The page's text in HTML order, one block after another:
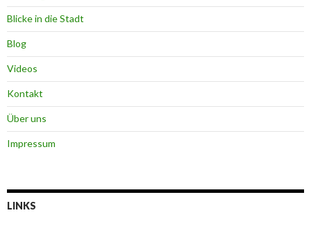
Blicke in die Stadt
Blog
Videos
Kontakt
Über uns
Impressum
LINKS